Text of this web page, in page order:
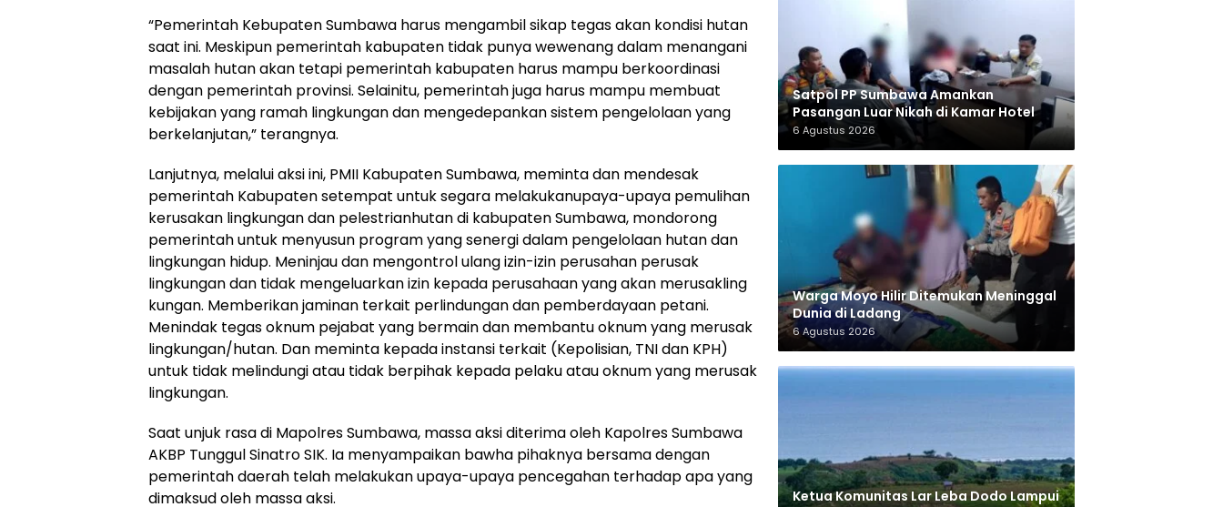
“Pemerintah Kebupaten Sumbawa harus mengambil sikap tegas akan kondisi hutan
saat ini. Meskipun pemerintah kabupaten tidak punya wewenang dalam menangani
masalah hutan akan tetapi pemerintah kabupaten harus mampu berkoordinasi
dengan pemerintah provinsi. Selainitu, pemerintah juga harus mampu membuat
kebijakan yang ramah lingkungan dan mengedepankan sistem pengelolaan yang
berkelanjutan,” terangnya.
Lanjutnya, melalui aksi ini, PMII Kabupaten Sumbawa, meminta dan mendesak
pemerintah Kabupaten setempat untuk segara melakukanupaya-upaya pemulihan
kerusakan lingkungan dan pelestrianhutan di kabupaten Sumbawa, mondorong
pemerintah untuk menyusun program yang senergi dalam pengelolaan hutan dan
lingkungan hidup. Meninjau dan mengontrol ulang izin-izin perusahan perusak
lingkungan dan tidak mengeluarkan izin kepada perusahaan yang akan merusakling
kungan. Memberikan jaminan terkait perlindungan dan pemberdayaan petani.
Menindak tegas oknum pejabat yang bermain dan membantu oknum yang merusak
lingkungan/hutan. Dan meminta kepada instansi terkait (Kepolisian, TNI dan KPH)
untuk tidak melindungi atau tidak berpihak kepada pelaku atau oknum yang merusak
lingkungan.
Saat unjuk rasa di Mapolres Sumbawa, massa aksi diterima oleh Kapolres Sumbawa
AKBP Tunggul Sinatro SIK. Ia menyampaikan bawha pihaknya bersama dengan
pemerintah daerah telah melakukan upaya-upaya pencegahan terhadap apa yang
dimaksud oleh massa aksi.
Satpol PP Sumbawa Amankan
Pasangan Luar Nikah di Kamar Hotel
6 Agustus 2026
Warga Moyo Hilir Ditemukan Meninggal
Dunia di Ladang
6 Agustus 2026
Ketua Komunitas Lar Leba Dodo Lampui